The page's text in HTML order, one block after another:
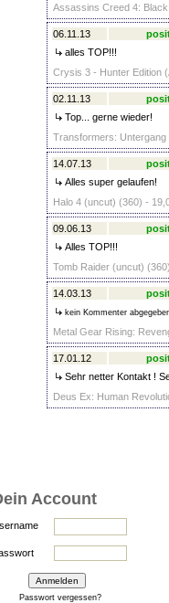
Assassins Creed 4:
06.11.13
alles TOP!!!
Crysis 3 - Hunter Edition
02.11.13
Top... gerne wieder!
Transformers:
14.07.13
Alles super gelaufen!
Halo 4 (uncut) (360) -
09.06.13
Alles TOP!!!
Tomb Raider (uncut)
14.03.13
kein Kommenter
Metal Gear Rising:
17.01.12
Sehr netter Kontakt !
Deus Ex: Human
Account
Passwort vergessen?